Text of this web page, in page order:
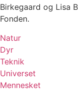
Birkegaard og Lisa
Fonden.
Natur
Dyr
Teknik
Universet
Mennesket